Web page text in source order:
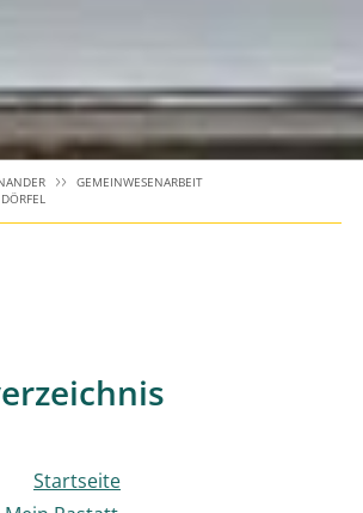
GEMEINWESENARBEIT
Startseite